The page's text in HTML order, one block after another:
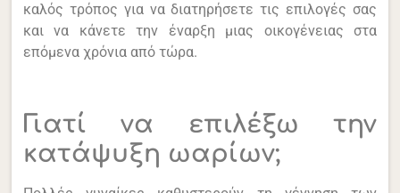
καλός τρόπος για να διατηρήσετε τις επιλογές σας
και να κάνετε την έναρξη μιας οικογένειας στα
επόμενα χρόνια από τώρα.
Γιατί να επιλέξω την
κατάψυξη ωαρίων;